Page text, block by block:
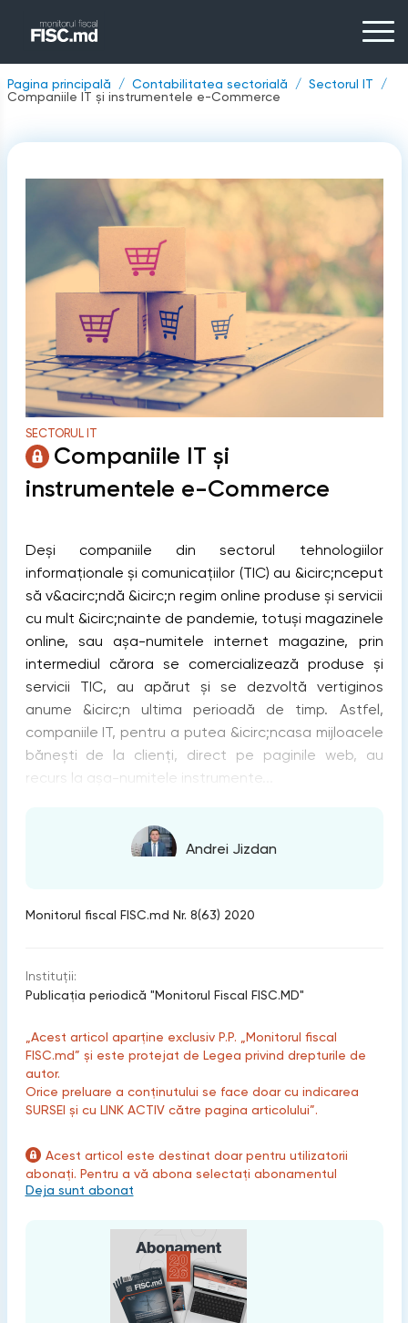
Pagina principală Contabilitatea sectorială
Sectorul IT
Companiile IT și instrumentele e-Commerce
SECTORUL IT
Companiile IT și
instrumentele e-Commerce
Deși companiile din sectorul tehnologiilor
informaționale și comunicațiilor (TIC) au &icirc;nceput
să v&acirc;ndă &icirc;n regim online produse și servicii
cu mult &icirc;nainte de pandemie, totuși magazinele
online, sau așa-numitele internet magazine, prin
intermediul cărora se comercializează produse și
servicii TIC, au apărut și se dezvoltă vertiginos
anume &icirc;n ultima perioadă de timp. Astfel,
companiile IT, pentru a putea &icirc;ncasa mijloacele
bănești de la clienți, direct pe paginile web, au
recurs la așa-numitele instrumente...
Andrei Jizdan
Monitorul fiscal FISC.md Nr. 8(63) 2020
Instituții:
Publicaţia periodică "Monitorul Fiscal FISC.MD"
„Acest articol aparține exclusiv P.P. „Monitorul fiscal
FISC.md” și este protejat de Legea privind drepturile de
autor.
Orice preluare a conținutului se face doar cu indicarea
SURSEI și cu LINK ACTIV către pagina articolului”.
Acest articol este destinat doar pentru utilizatorii
abonați. Pentru a vă abona selectați abonamentul
Deja sunt abonat